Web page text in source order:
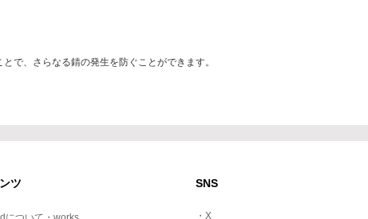
で、さらなる錆の発生を防ぐことができます。
ツ SNS
・X